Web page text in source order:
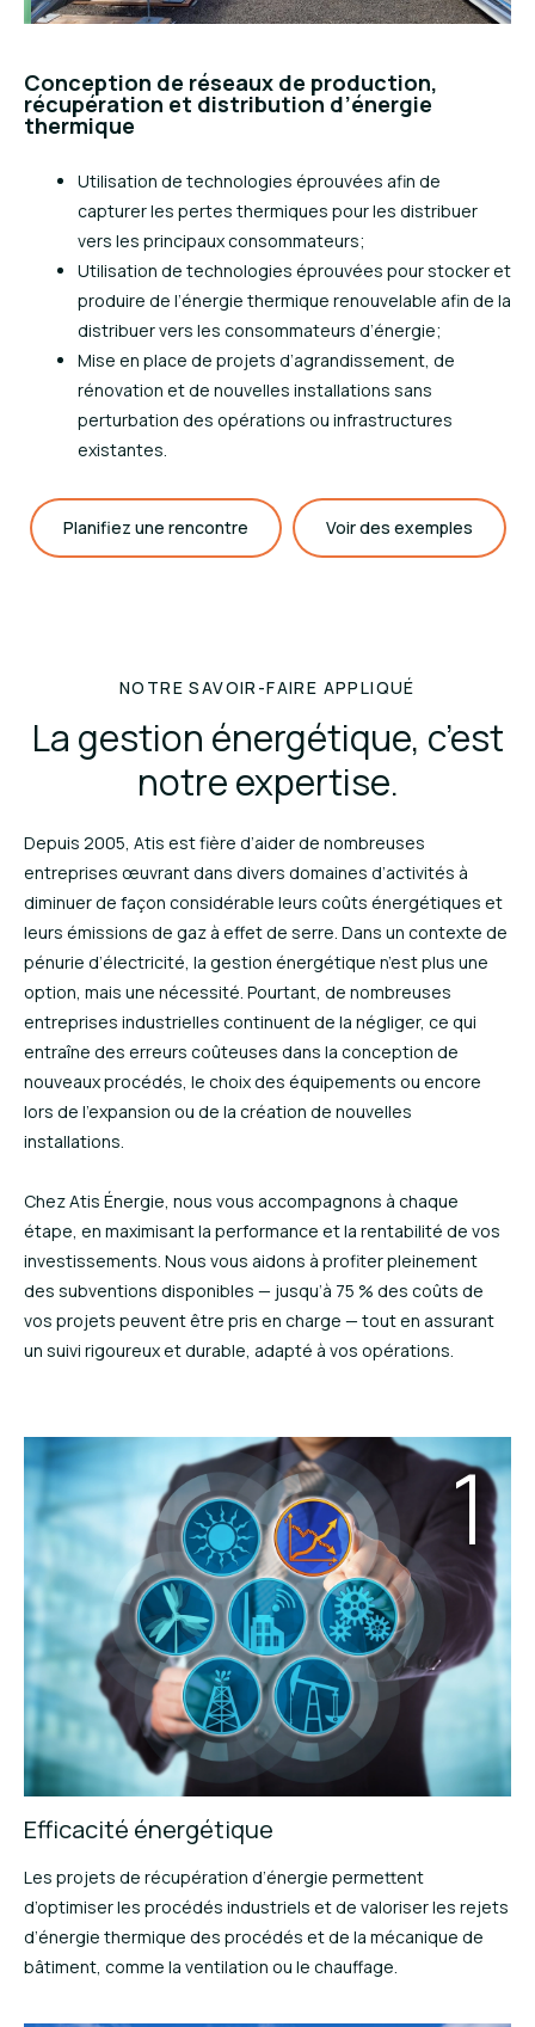
Conception de réseaux de production,
récupération et distribution d’énergie
thermique
Utilisation de technologies éprouvées afin de
capturer les pertes thermiques pour les distribuer
vers les principaux consommateurs;
Utilisation de technologies éprouvées pour stocker et
produire de l’énergie thermique renouvelable afin de la
distribuer vers les consommateurs d’énergie;
Mise en place de projets d’agrandissement, de
rénovation et de nouvelles installations sans
perturbation des opérations ou infrastructures
existantes.
Planifiez une rencontre Voir des exemples
NOTRE SAVOIR-FAIRE APPLIQUÉ
La gestion énergétique, c’est
notre expertise.
Depuis 2005, Atis est fière d’aider de nombreuses
entreprises œuvrant dans divers domaines d’activités à
diminuer de façon considérable leurs coûts énergétiques et
leurs émissions de gaz à effet de serre. Dans un contexte de
pénurie d’électricité, la gestion énergétique n’est plus une
option, mais une nécessité. Pourtant, de nombreuses
entreprises industrielles continuent de la négliger, ce qui
entraîne des erreurs coûteuses dans la conception de
nouveaux procédés, le choix des équipements ou encore
lors de l’expansion ou de la création de nouvelles
installations.
Chez Atis Énergie, nous vous accompagnons à chaque
étape, en maximisant la performance et la rentabilité de vos
investissements. Nous vous aidons à profiter pleinement
des subventions disponibles — jusqu’à 75 % des coûts de
vos projets peuvent être pris en charge — tout en assurant
un suivi rigoureux et durable, adapté à vos opérations.
1
Efficacité énergétique
Les projets de récupération d’énergie permettent
d’optimiser les procédés industriels et de valoriser les rejets
d’énergie thermique des procédés et de la mécanique de
bâtiment, comme la ventilation ou le chauffage.